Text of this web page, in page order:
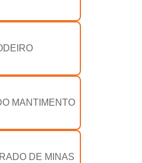
MANTIMENTO
DE MINAS